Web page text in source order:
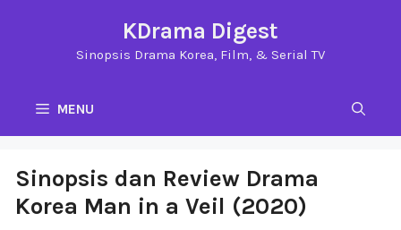
KDrama Digest
Sinopsis Drama Korea, Film, & Serial TV
MENU
Sinopsis dan Review Drama
Korea Man in a Veil (2020)